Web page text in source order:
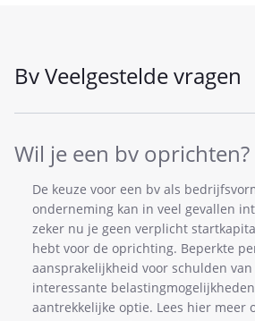
Bv Veelgestelde vragen
Wil je een bv oprichten?
De keuze voor een bv als
onderneming kan in veel gevallen
zeker nu je geen verplicht
hebt voor de oprichting. Beperkte
aansprakelijkheid voor schulden van
interessante
aantrekkelijke optie. Lees hier meer